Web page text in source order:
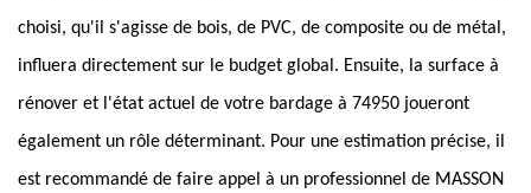
choisi, qu'il s'agisse de bois, de PVC, de composite ou de métal,
influera directement sur le budget global. Ensuite, la surface à
rénover et l'état actuel de votre bardage à 74950 joueront
également un rôle déterminant. Pour une estimation précise, il
est recommandé de faire appel à un professionnel de MASSON